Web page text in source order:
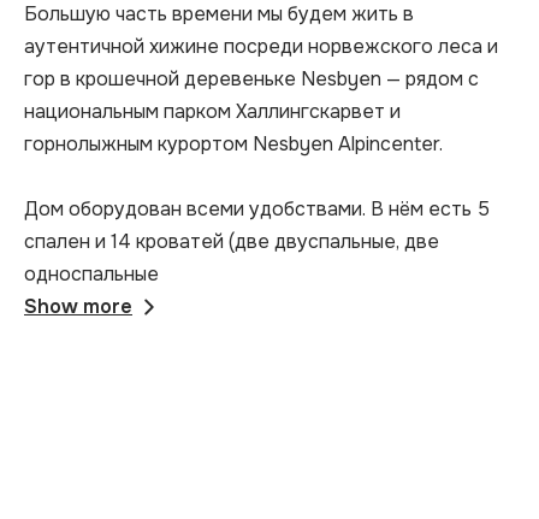
Большую часть времени мы будем жить в
аутентичной хижине посреди норвежского леса и
гор в крошечной деревеньке Nesbyen — рядом с
национальным парком Халлингскарвет и
горнолыжным курортом Nesbyen Alpincenter.
Дом оборудован всеми удобствами. В нём есть 5
спален и 14 кроватей (две двуспальные, две
односпальные
Show more